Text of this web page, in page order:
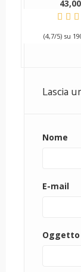
(4,7/5) su
Lascia
Nome
E-mail
Oggetto